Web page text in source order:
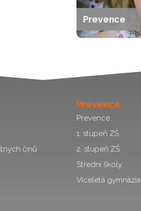
Prevence
činů
Prevence
Prevence
1. stupeň ZŠ
2. stupeň ZŠ
Střední školy
Víceletá gymnázia